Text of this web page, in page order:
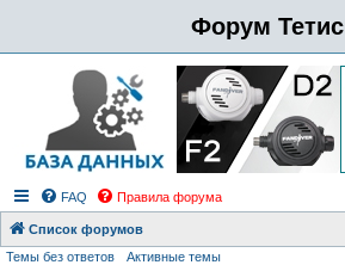
Форум Тетис
FAQ Правила форума
Список форумов
Темы без ответов Активные темы